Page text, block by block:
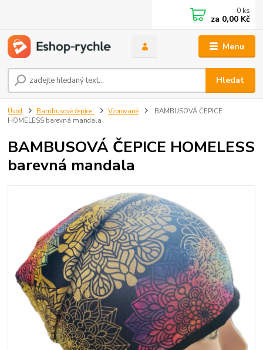
Menu
Hledat
0 ks
za 0,00 Kč
Úvod Bambusové čepice Vzorované
BAMBUSOVÁ ČEPICE
HOMELESS barevná mandala
BAMBUSOVÁ ČEPICE HOMELESS
barevná mandala